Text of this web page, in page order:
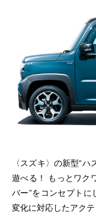
〈スズキ〉の新型“
遊べる！ もっとワク
バー”をコンセプト
変化に対応したアクテ